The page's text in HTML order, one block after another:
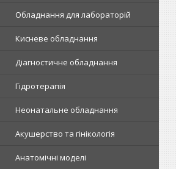
Обладнання для лабораторій
Кисневе обладнання
Діагностичне обладнання
Гідротерапія
Неонатальне обладнання
Акушерство та гінікологія
Анатомічні моделі